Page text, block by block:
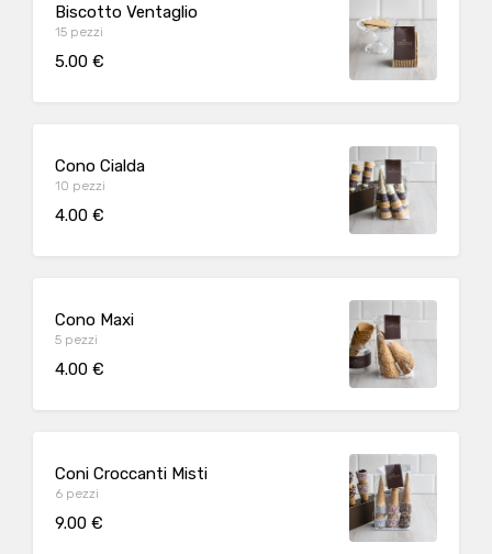
Biscotto Ventaglio
15 pezzi
5.00 €
Cono Cialda
10 pezzi
4.00 €
Cono Maxi
5 pezzi
4.00 €
Coni Croccanti Misti
6 pezzi
9.00 €